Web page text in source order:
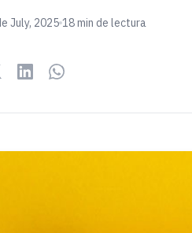
July, 2025 18 min de lectura